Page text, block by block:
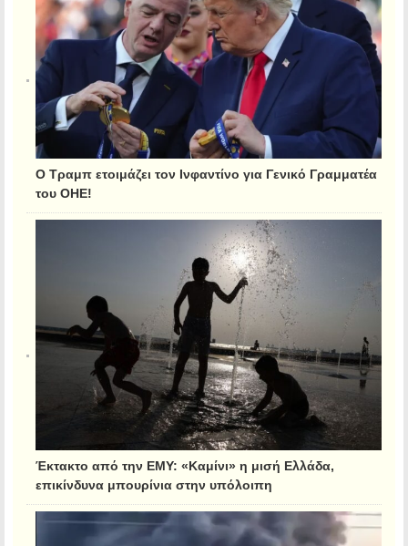
Ο Τραμπ ετοιμάζει τον Ινφαντίνο για Γενικό Γραμματέα
του ΟΗΕ!
Έκτακτο από την ΕΜΥ: «Καμίνι» η μισή Ελλάδα,
επικίνδυνα μπουρίνια στην υπόλοιπη